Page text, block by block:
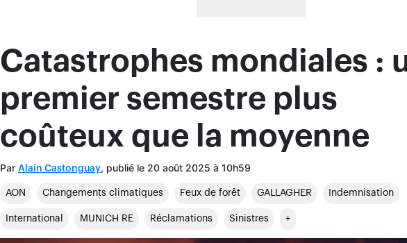
Catastrophes mondiales :
premier semestre plus
coûteux que la moyenne
Par Alain Castonguay, publié le 20 août 2025 à 10h59
AON Changements climatiques Feux de forêt GALLAGHER Indemnisation
International MUNICH RE Réclamations Sinistres +